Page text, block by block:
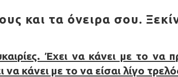
και τα όνειρα σου.
Έχει να κάνει με το να
κάνει με το να είσαι λίγο